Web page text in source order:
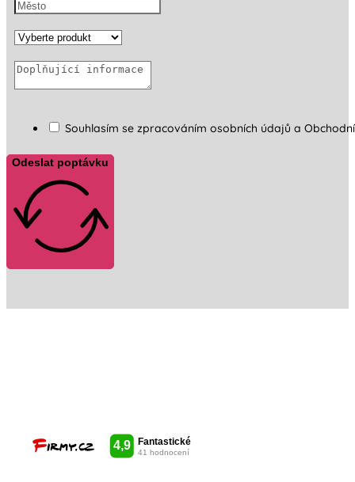
Souhlasím se zpracováním osobních údajů a
Odeslat poptávku